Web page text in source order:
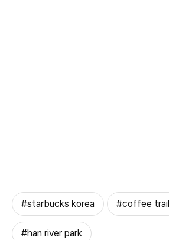
#starbucks korea #coffee
#han river park